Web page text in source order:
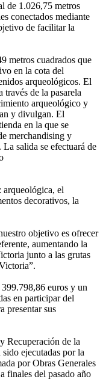
de 1.026,75 metros
conectados mediante
de facilitar la
metros cuadrados que
en la cota del
arqueológicos. El
de la pasarela
arqueológico y
y divulgan. El
en la que se
merchandising y
salida se efectuará de
arqueológica, el
decorativos, la
objetivo es ofrecer
aumentando la
junto a las grutas
euros y un
en participar del
presentar sus
Recuperación de la
ejecutadas por la
por Obras Generales
finales del pasado año